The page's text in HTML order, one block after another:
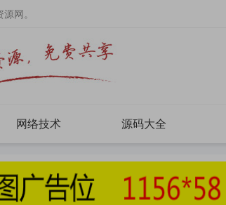
网。
网络技术 源码大全